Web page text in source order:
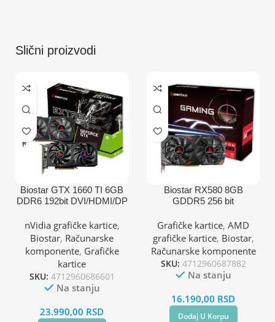
Slični proizvodi
Biostar GTX 1660 TI 6GB
DDR6 192bit DVI/HDMI/DP
nVidia grafičke kartice,
Biostar, Računarske
komponente, Grafičke
kartice
SKU: 4712960686601
Na stanju
23.990,00 RSD
Biostar RX580 8GB
GDDR5 256 bit
kartica
Grafičke kartice, AMD
grafičke kartice, Biostar,
Računarske komponente
SKU: 4712960687882
Na stanju
16.190,00 RSD
Dodaj U Korpu